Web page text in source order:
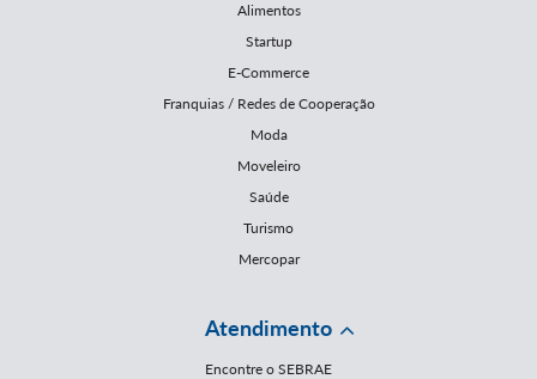
Alimentos
Startup
E-Commerce
Franquias / Redes de Cooperação
Moda
Moveleiro
Saúde
Turismo
Mercopar
Atendimento
Encontre o SEBRAE